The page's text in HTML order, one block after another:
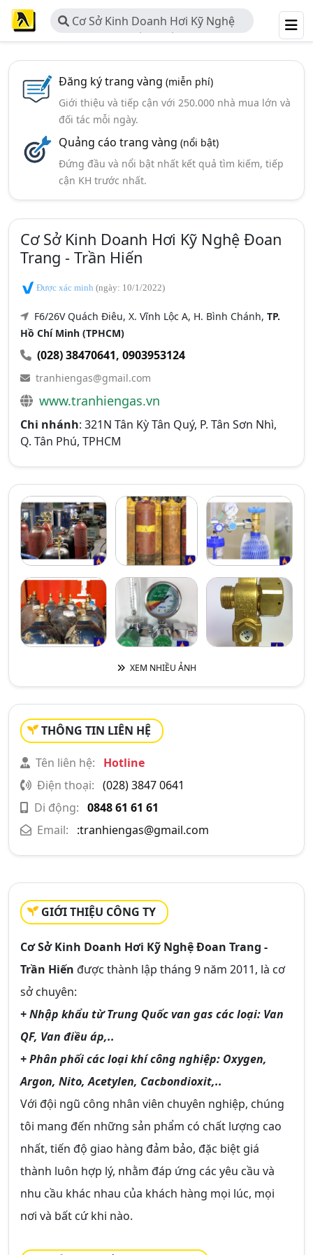
Cơ Sở Kinh Doanh Hơi Kỹ Nghệ
Đoan Trang - Trần Hiến
Đăng ký trang vàng (miễn phí)
Giới thiệu và tiếp cận với 250.000 nhà mua lớn và
đối tác mỗi ngày.
Quảng cáo trang vàng (nổi bật)
Đứng đầu và nổi bật nhất kết quả tìm kiếm, tiếp
cận KH trước nhất.
Cơ Sở Kinh Doanh Hơi Kỹ Nghệ Đoan
Trang - Trần Hiến
Được xác minh (ngày: 10/1/2022)
F6/26V Quách Điêu, X. Vĩnh Lộc A, H. Bình Chánh, TP.
Hồ Chí Minh (TPHCM)
(028) 38470641, 0903953124
tranhiengas@gmail.com
www.tranhiengas.vn
Chi nhánh: 321N Tân Kỳ Tân Quý, P. Tân Sơn Nhì,
Q. Tân Phú, TPHCM
XEM NHIỀU ẢNH
THÔNG TIN LIÊN HỆ
Tên liên hệ:
Hotline
Điện thoại: (028) 3847 0641
Di động: 0848 61 61 61
Email:
:tranhiengas@gmail.com
GIỚI THIỆU CÔNG TY
Cơ Sở Kinh Doanh Hơi Kỹ Nghệ Đoan Trang -
Trần Hiến được thành lập tháng 9 năm 2011, là cơ
sở chuyên:
+ Nhập khẩu từ Trung Quốc van gas các loại: Van
QF, Van điều áp,..
+ Phân phối các loại khí công nghiệp: Oxygen,
Argon, Nito, Acetylen, Cacbondioxit,..
Với đội ngũ công nhân viên chuyên nghiệp, chúng
tôi mang đến những sản phẩm có chất lượng cao
nhất, tiến độ giao hàng đảm bảo, đặc biệt giá
thành luôn hợp lý, nhằm đáp ứng các yêu cầu và
nhu cầu khác nhau của khách hàng mọi lúc, mọi
nơi và bất cứ khi nào.